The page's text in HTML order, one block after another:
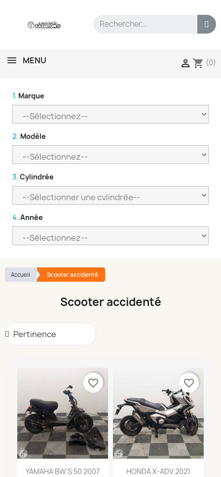
MENU  shopping_cart (0)
1. Marque
2. Modèle
3. Cylindrée
4. Année
Accueil Scooter accidenté
Scooter accidenté
YAMAHA BW'S 50 2007
favorite_border
HONDA X-ADV 2021
favorite_border